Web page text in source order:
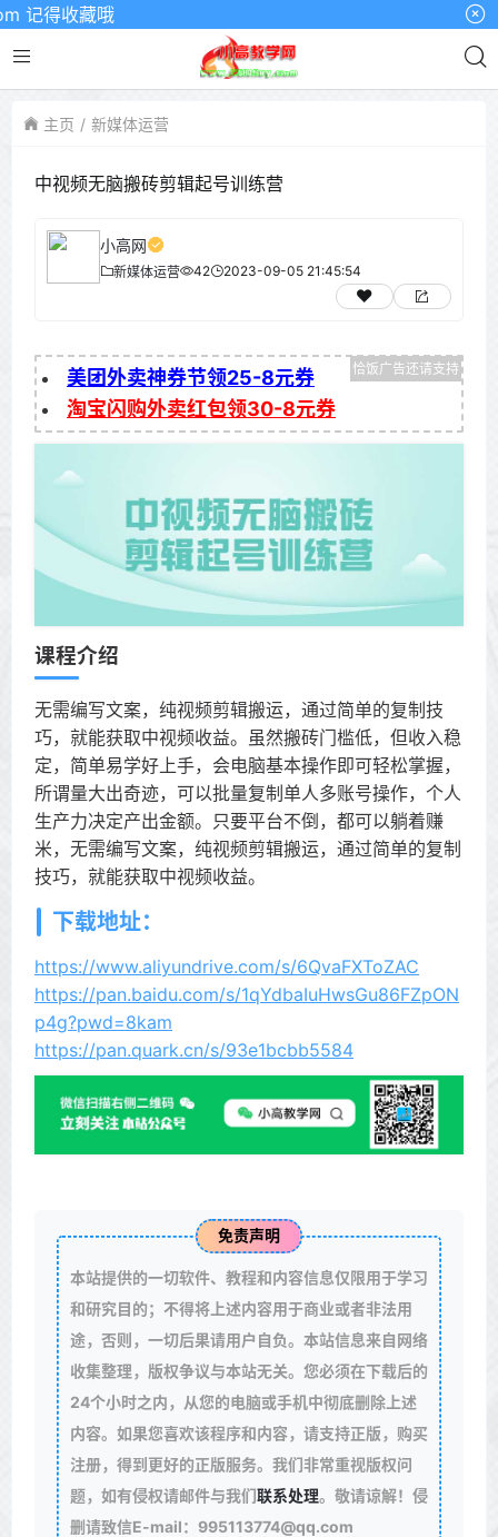
得收藏哦
主页 新媒体运营
中视频无脑搬砖剪辑起号训练营
小高网
新媒体运营 42 2023-09-05 21:45:54
美团外卖神券节领25-8元券
淘宝闪购外卖红包领30-8元券
课程介绍
无需编写文案，纯视频剪辑搬运，通过简单的复制技
巧，就能获取中视频收益。虽然搬砖门槛低，但收入稳
定，简单易学好上手，会电脑基本操作即可轻松掌握，
所谓量大出奇迹，可以批量复制单人多账号操作，个人
生产力决定产出金额。只要平台不倒，都可以躺着赚
米，无需编写文案，纯视频剪辑搬运，通过简单的复制
技巧，就能获取中视频收益。
下载地址：
https://www.aliyundrive.com/s/6QvaFXToZAC
https://pan.baidu.com/s/1qYdbaIuHwsGu86FZpON
p4g?pwd=8kam
https://pan.quark.cn/s/93e1bcbb5584
免责声明
本站提供的一切软件、教程和内容信息仅限用于学习
和研究目的；不得将上述内容用于商业或者非法用
途，否则，一切后果请用户自负。本站信息来自网络
收集整理，版权争议与本站无关。您必须在下载后的
24个小时之内，从您的电脑或手机中彻底删除上述
内容。如果您喜欢该程序和内容，请支持正版，购买
注册，得到更好的正版服务。我们非常重视版权问
题，如有侵权请邮件与我们联系处理。敬请谅解！侵
删请致信E-mail：995113774@qq.com